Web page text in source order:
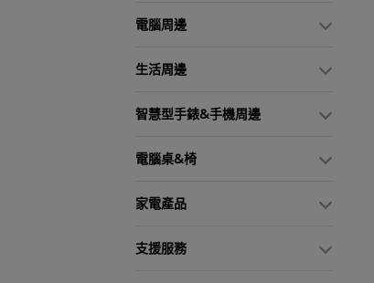
電腦周邊
生活周邊
智慧型手錶&手機周邊
電腦桌&椅
家電產品
支援服務